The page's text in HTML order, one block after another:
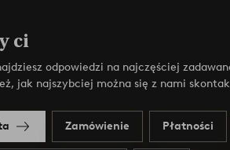
ci
odpowiedzi na najczęściej
jak najszybciej można się z nami
Zamówienie Płatności